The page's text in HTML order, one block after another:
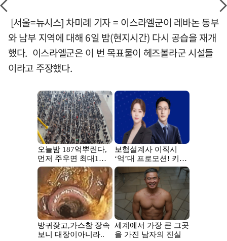
[서울=뉴시스] 차미례 기자 = 이스라엘군이 레바논 동부
와 남부 지역에 대해 6일 밤(현지시간) 다시 공습을 재개
했다. 이스라엘군은 이 번 목표물이 헤즈볼라군 시설들
이라고 주장했다.